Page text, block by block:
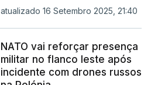
atualizado 16 Setembro 2025, 21:40
NATO vai reforçar presença
militar no flanco leste após
incidente com drones russos